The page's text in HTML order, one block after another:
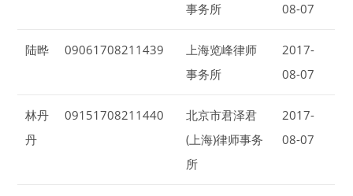
事务所
08-07
陆晔 09061708211439
上海览峰律师
事务所
2017-
08-07
林丹
丹
09151708211440
北京市君泽君
(上海)律师事务
所
2017-
08-07